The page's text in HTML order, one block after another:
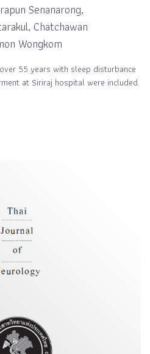
Senanarong,
Chatchawan
Wongkom
55 years with sleep disturbance
at Siriraj hospital were included.